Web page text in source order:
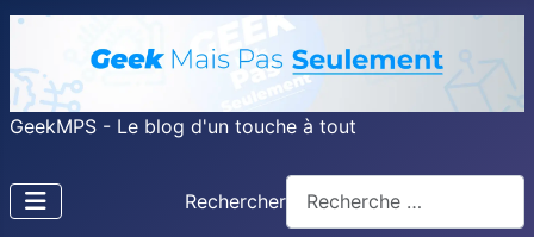
GeekMPS - Le blog d'un touche à tout
Rechercher